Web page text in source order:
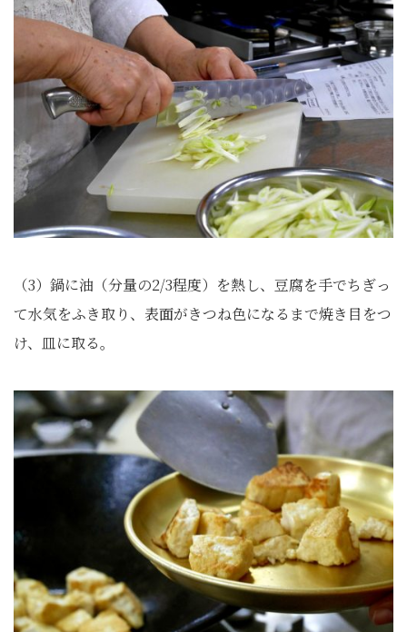
（3）鍋に油（分量の2/3程度）を熱し、豆腐を手でちぎっ
て水気をふき取り、表面がきつね色になるまで焼き目をつ
け、皿に取る。